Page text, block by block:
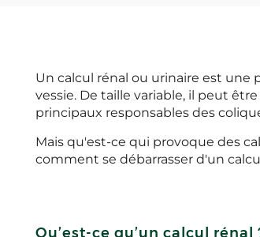
Un calcul rénal ou urinaire est une
vessie. De taille variable, il peut
principaux responsables des
Mais qu'est-ce qui provoque des
comment se débarrasser d'un
Qu’est-ce qu’un calcul rénal